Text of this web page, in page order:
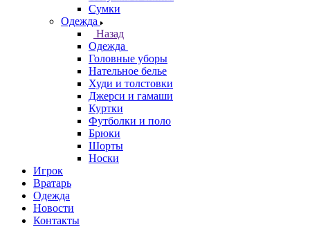
Сумки
Одежда
Назад
Одежда
Головные уборы
Нательное белье
Худи и толстовки
Джерси и гамаши
Куртки
Футболки и поло
Брюки
Шорты
Носки
Игрок
Вратарь
Одежда
Новости
Контакты